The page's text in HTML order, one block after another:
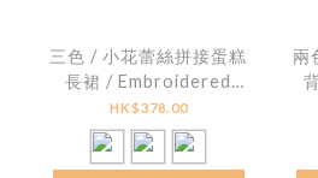
三色 / 小花蕾絲拼接蛋糕
長裙 / Embroidered
Lace Hem Tiered Skirt
HK$378.00
兩